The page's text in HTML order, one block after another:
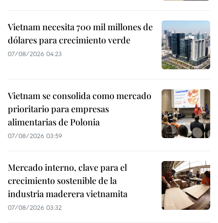
Vietnam necesita 700 mil millones de
dólares para crecimiento verde
07/08/2026 04:23
Vietnam se consolida como mercado
prioritario para empresas
alimentarias de Polonia
07/08/2026 03:59
Mercado interno, clave para el
crecimiento sostenible de la
industria maderera vietnamita
07/08/2026 03:32